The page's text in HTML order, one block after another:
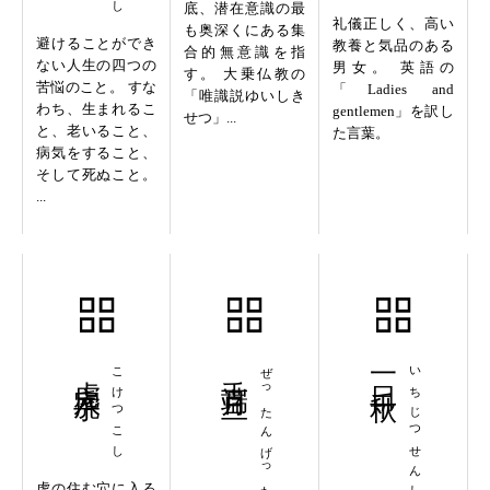
避けることができ
ない人生の四つの
苦悩のこと。 すな
わち、生まれるこ
と、老いること、
病気をすること、
そして死ぬこと。
...
底、潜在意識の最
も奥深くにある集
合的無意識を指
す。 大乗仏教の
「唯識説ゆいしき
せつ」...
礼儀正しく、高い
教養と気品のある
男女。 英語の
「Ladies and
gentlemen」を訳し
た言葉。
こけつこし ぜったんげったん いちじつせんしゅう
一日千秋